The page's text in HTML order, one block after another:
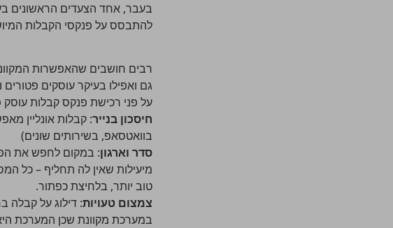
בעבר, אחד הצעדים הראשונים
להתבסס על פנקסי הקבלות
רבים חושבים שהאפשרות
גם ואפילו בעיקר עוסקים
על פני רכישת פנקס קבלות עוסק
חיסכון בנייר: קבלות אונליין
בוואטסאפ, בשירותים שונים)
סדר וארגון: במקום לחפש את
מיעילות שאין לה תחליף – כל
טוב יותר, בלחיצת כפתור.
צמצום טעויות: דילוג על קבלה
במערכת מקוונת שכן המערכת